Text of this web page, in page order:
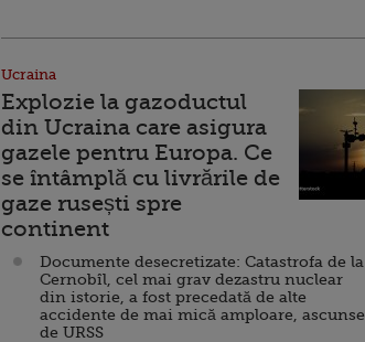
Ucraina
Explozie la gazoductul
din Ucraina care asigura
gazele pentru Europa. Ce
se întâmplă cu livrările de
gaze rusești spre
continent
Documente desecretizate: Catastrofa de la
Cernobîl, cel mai grav dezastru nuclear
din istorie, a fost precedată de alte
accidente de mai mică amploare, ascunse
de URSS